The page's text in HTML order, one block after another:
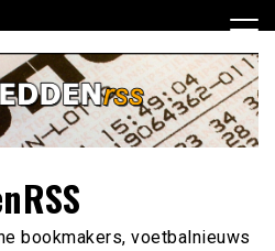
bookmakers, voetbalnieuws